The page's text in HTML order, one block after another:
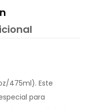
475ml). Este
para